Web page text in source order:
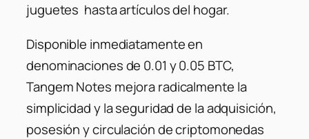
juguetes hasta artículos del hogar.
Disponible inmediatamente en
denominaciones de 0.01 y 0.05 BTC,
Tangem Notes mejora radicalmente la
simplicidad y la seguridad de la adquisición,
posesión y circulación de criptomonedas